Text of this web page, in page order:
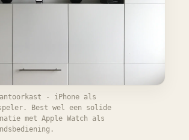
- iPhone als
Best wel een solide
met Apple Watch als